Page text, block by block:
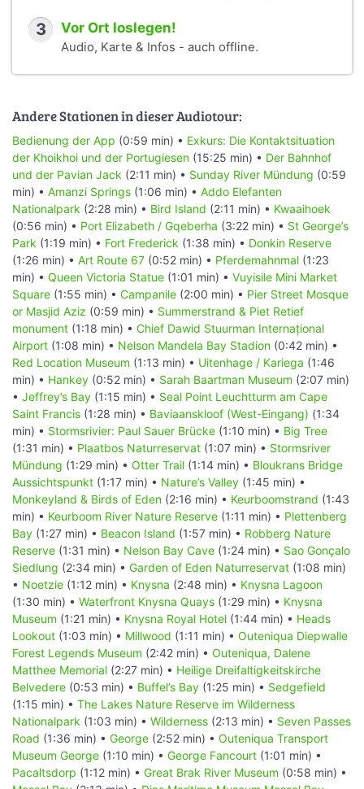
3 Vor Ort loslegen!
Audio, Karte & Infos - auch offline.
Andere Stationen in dieser Audiotour:
Bedienung der App (0:59 min) • Exkurs: Die Kontaktsituation
der Khoikhoi und der Portugiesen (15:25 min) • Der Bahnhof
und der Pavian Jack (2:11 min) • Sunday River Mündung (0:59
min) • Amanzi Springs (1:06 min) • Addo Elefanten
Nationalpark (2:28 min) • Bird Island (2:11 min) • Kwaaihoek
(0:56 min) • Port Elizabeth / Gqeberha (3:22 min) • St George’s
Park (1:19 min) • Fort Frederick (1:38 min) • Donkin Reserve
(1:26 min) • Art Route 67 (0:52 min) • Pferdemahnmal (1:23
min) • Queen Victoria Statue (1:01 min) • Vuyisile Mini Market
Square (1:55 min) • Campanile (2:00 min) • Pier Street Mosque
or Masjid Aziz (0:59 min) • Summerstrand & Piet Retief
monument (1:18 min) • Chief Dawid Stuurman Internațional
Airport (1:08 min) • Nelson Mandela Bay Stadion (0:42 min) •
Red Location Museum (1:13 min) • Uitenhage / Kariega (1:46
min) • Hankey (0:52 min) • Sarah Baartman Museum (2:07 min)
• Jeffrey’s Bay (1:15 min) • Seal Point Leuchtturm am Cape
Saint Francis (1:28 min) • Baviaanskloof (West-Eingang) (1:34
min) • Stormsrivier: Paul Sauer Brücke (1:10 min) • Big Tree
(1:31 min) • Plaatbos Naturreservat (1:07 min) • Stormsriver
Mündung (1:29 min) • Otter Trail (1:14 min) • Bloukrans Bridge
Aussichtspunkt (1:17 min) • Nature’s Valley (1:45 min) •
Monkeyland & Birds of Eden (2:16 min) • Keurboomstrand (1:43
min) • Keurboom River Nature Reserve (1:11 min) • Plettenberg
Bay (1:27 min) • Beacon Island (1:57 min) • Robberg Nature
Reserve (1:31 min) • Nelson Bay Cave (1:24 min) • Sao Gonçalo
Siedlung (2:34 min) • Garden of Eden Naturreservat (1:08 min)
• Noetzie (1:12 min) • Knysna (2:48 min) • Knysna Lagoon
(1:30 min) • Waterfront Knysna Quays (1:29 min) • Knysna
Museum (1:21 min) • Knysna Royal Hotel (1:44 min) • Heads
Lookout (1:03 min) • Millwood (1:11 min) • Outeniqua Diepwalle
Forest Legends Museum (2:42 min) • Outeniqua, Dalene
Matthee Memorial (2:27 min) • Heilige Dreifaltigkeitskirche
Belvedere (0:53 min) • Buffel’s Bay (1:25 min) • Sedgefield
(1:15 min) • The Lakes Nature Reserve im Wilderness
Nationalpark (1:03 min) • Wilderness (2:13 min) • Seven Passes
Road (1:36 min) • George (2:52 min) • Outeniqua Transport
Museum George (1:10 min) • George Fancourt (1:01 min) •
Pacaltsdorp (1:12 min) • Great Brak River Museum (0:58 min) •